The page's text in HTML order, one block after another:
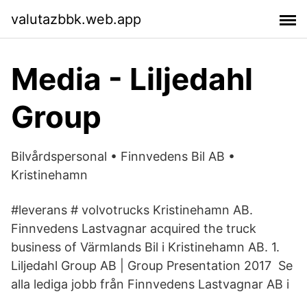
valutazbbk.web.app
Media - Liljedahl
Group
Bilvårdspersonal • Finnvedens Bil AB •
Kristinehamn
#leverans # volvotrucks Kristinehamn AB.
Finnvedens Lastvagnar acquired the truck
business of Värmlands Bil i Kristinehamn AB. 1.
Liljedahl Group AB | Group Presentation 2017 Se
alla lediga jobb från Finnvedens Lastvagnar AB i